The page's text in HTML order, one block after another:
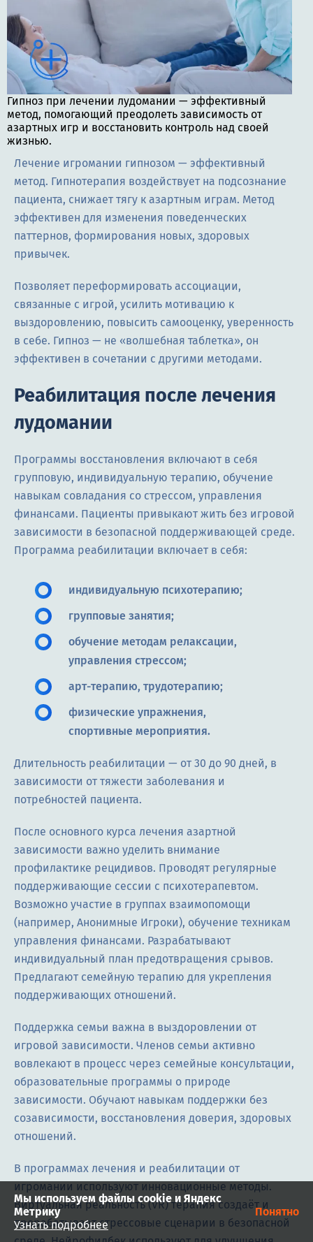
Гипноз при лечении лудомании — эффективный
метод, помогающий преодолеть зависимость от
азартных игр и восстановить контроль над своей
жизнью.
Лечение игромании гипнозом — эффективный
метод. Гипнотерапия воздействует на подсознание
пациента, снижает тягу к азартным играм. Метод
эффективен для изменения поведенческих
паттернов, формирования новых, здоровых
привычек.
Позволяет переформировать ассоциации,
связанные с игрой, усилить мотивацию к
выздоровлению, повысить самооценку, уверенность
в себе. Гипноз — не «волшебная таблетка», он
эффективен в сочетании с другими методами.
Реабилитация после лечения
лудомании
Программы восстановления включают в себя
групповую, индивидуальную терапию, обучение
навыкам совладания со стрессом, управления
финансами. Пациенты привыкают жить без игровой
зависимости в безопасной поддерживающей среде.
Программа реабилитации включает в себя:
индивидуальную психотерапию;
групповые занятия;
обучение методам релаксации,
управления стрессом;
арт-терапию, трудотерапию;
физические упражнения,
спортивные мероприятия.
Длительность реабилитации — от 30 до 90 дней, в
зависимости от тяжести заболевания и
потребностей пациента.
После основного курса лечения азартной
зависимости важно уделить внимание
профилактике рецидивов. Проводят регулярные
поддерживающие сессии с психотерапевтом.
Возможно участие в группах взаимопомощи
(например, Анонимные Игроки), обучение техникам
управления финансами. Разрабатывают
индивидуальный план предотвращения срывов.
Предлагают семейную терапию для укрепления
поддерживающих отношений.
Поддержка семьи важна в выздоровлении от
игровой зависимости. Членов семьи активно
вовлекают в процесс через семейные консультации,
образовательные программы о природе
зависимости. Обучают навыкам поддержки без
созависимости, восстановления доверия, здоровых
отношений.
В программах лечения и реабилитации от
игромании используют инновационные методы.
Виртуальная реальность (VR) терапия создаёт и
прорабатывает стрессовые сценарии в безопасной
Мы используем файлы cookie и Яндекс
Метрику
Узнать подробнее
Понятно